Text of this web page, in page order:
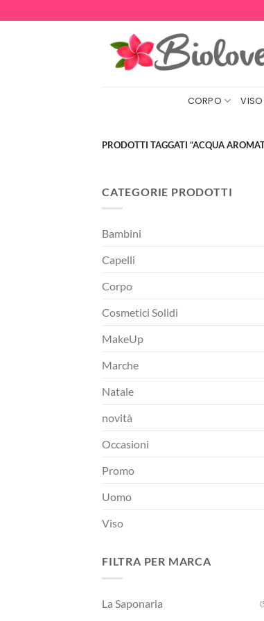
ai
CORPO VISO
PRODOTTI TAGGATI “ACQUA
CATEGORIE PRODOTTI
Bambini
Capelli
Corpo
Cosmetici Solidi
MakeUp
Marche
Natale
novità
Occasioni
Promo
Uomo
Viso
FILTRA PER MARCA
La Saponaria